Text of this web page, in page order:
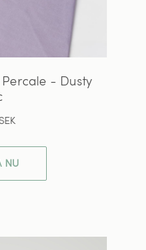
- Dusty
NU